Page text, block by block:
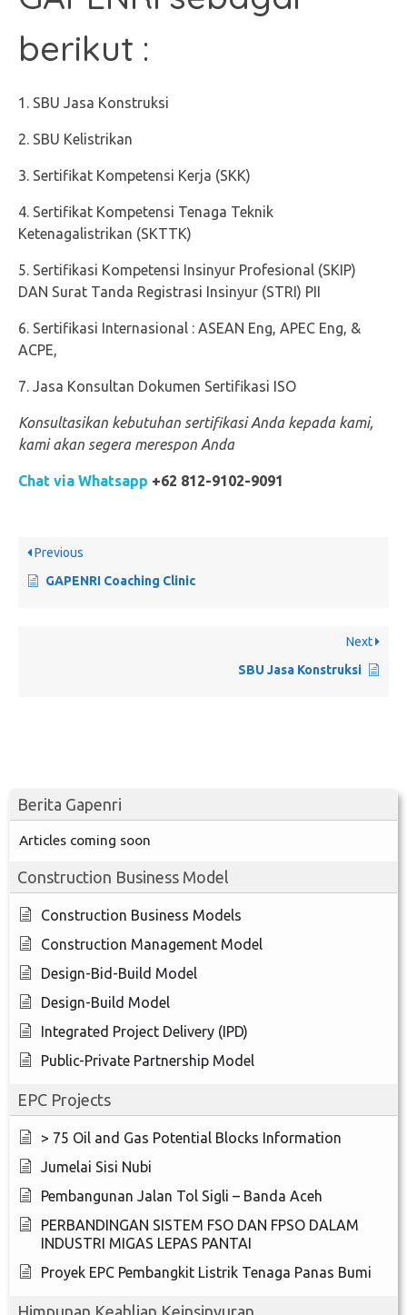
Berita Gapenri
Articles coming soon
Construction Business Model
Construction Business Models
Construction Management Model
Design-Bid-Build Model
Design-Build Model
Integrated Project Delivery (IPD)
Public-Private Partnership Model
EPC Projects
> 75 Oil and Gas Potential Blocks Information
Jumelai Sisi Nubi
Pembangunan Jalan Tol Sigli – Banda Aceh
PERBANDINGAN SISTEM FSO DAN FPSO DALAM
INDUSTRI MIGAS LEPAS PANTAI
Proyek EPC Pembangkit Listrik Tenaga Panas Bumi
Himpunan Keahlian Keinsinyuran
berikut :
SBU Jasa Konstruksi
SBU Kelistrikan
Sertifikat Kompetensi Kerja (SKK)
Sertifikat Kompetensi Tenaga Teknik
Ketenagalistrikan (SKTTK)
Sertifikasi Kompetensi Insinyur Profesional (SKIP)
DAN Surat Tanda Registrasi Insinyur (STRI) PII
Sertifikasi Internasional : ASEAN Eng, APEC Eng, &
ACPE,
Jasa Konsultan Dokumen Sertifikasi ISO
Konsultasikan kebutuhan sertifikasi Anda kepada kami,
kami akan segera merespon Anda
Chat via Whatsapp +62 812-9102-9091
Previous
GAPENRI Coaching Clinic
Next
SBU Jasa Konstruksi